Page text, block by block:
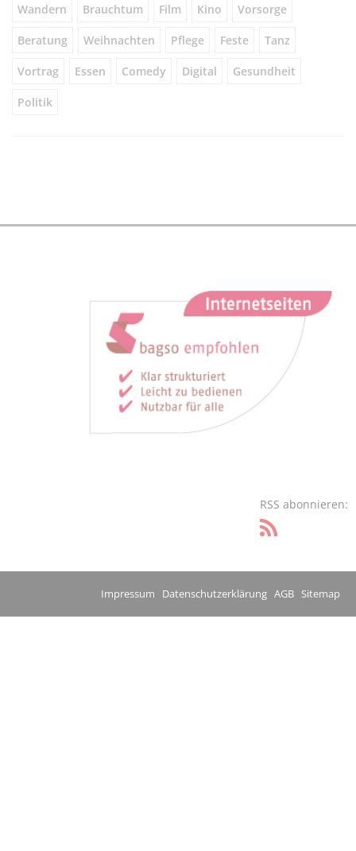
Wandern Brauchtum Film Kino Vorsorge
Beratung Weihnachten Pflege Feste Tanz
Vortrag Essen Comedy Digital Gesundheit
Politik
RSS abonnieren:
Impressum Datenschutzerklärung AGB Sitemap